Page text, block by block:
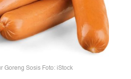
Goreng Sosis Foto: iStock